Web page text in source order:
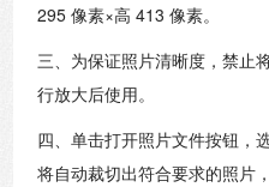
295 像素×高 413 像素。
三、为保证照片清晰度，禁止
行放大后使用。
四、单击打开照片文件按钮，
将自动裁切出符合要求的照片